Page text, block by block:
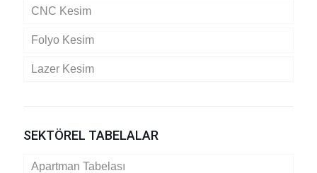
CNC Kesim
Folyo Kesim
Lazer Kesim
SEKTÖREL TABELALAR
Apartman Tabelası